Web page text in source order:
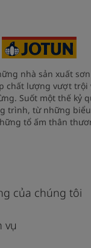
nhà sản xuất
chất lượng vượt trội
Suốt một thế kỷ
trình, từ những
tổ ấm thân
của chúng tôi
vụ